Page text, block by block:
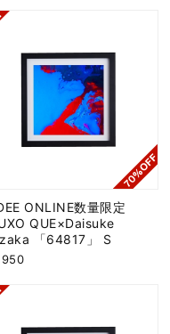
ONLINE数量限定
QUE×Daisuke
「64817」 S